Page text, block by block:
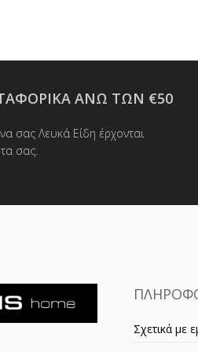
ΑΝΩ ΤΩΝ €50
σας Λευκά Είδη έρχονται
σας.
Σχετικά με